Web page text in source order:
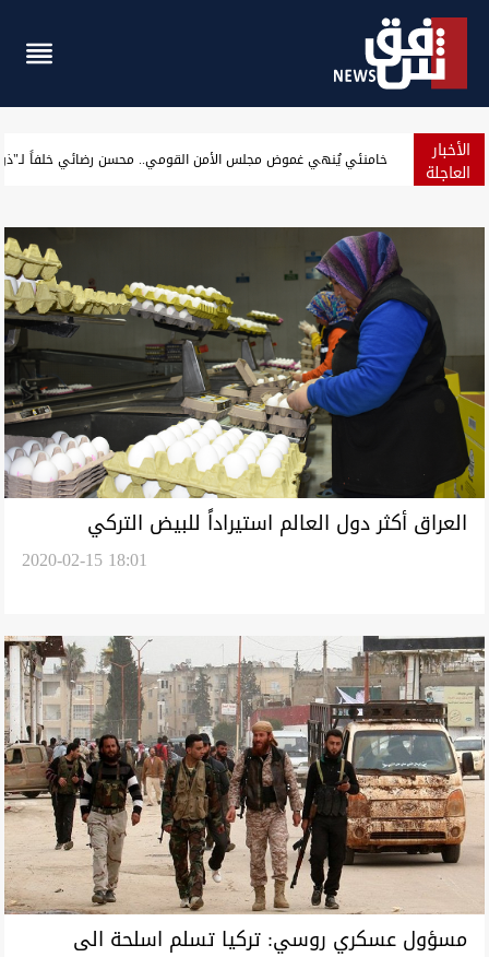
الأخبار
العاجلة أوصاه الأطباء بطعام خفيف.. "كمية كبيرة من الكباب الدسم"
العراق أكثر دول العالم استيراداً للبيض التركي
2020-02-15 18:01
مسؤول عسكري روسي: تركيا تسلم اسلحة الى